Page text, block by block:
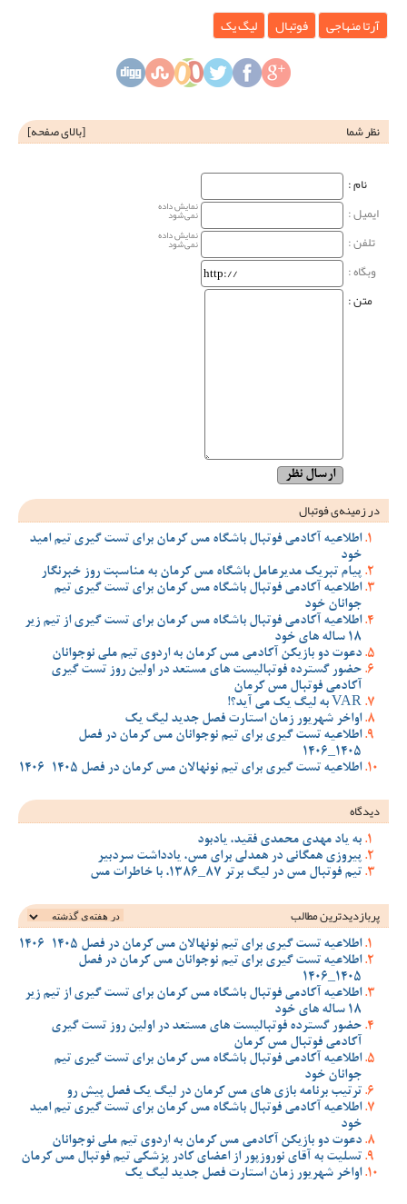
آرتا منهاجی فوتبال لیگ یک
نظر شما [بالای صفحه]
نام‌ :
ایمیل :
نمایش داده
نمی‌شود
تلفن : نمایش داده
نمی‌شود
وبگاه‌ :
متن :
در زمینه‌ی فوتبال
اطلاعیه آکادمی فوتبال باشگاه مس کرمان برای تست گیری تیم امید
خود
پیام تبریک مدیرعامل باشگاه مس کرمان به مناسبت روز خبرنگار
اطلاعیه آکادمی فوتبال باشگاه مس کرمان برای تست گیری تیم
جوانان خود
اطلاعیه آکادمی فوتبال باشگاه مس کرمان برای تست گیری از تیم زیر
18 ساله های خود
دعوت دو بازیکن آکادمی مس کرمان به اردوی تیم ملی نوجوانان
حضور گسترده فوتبالیست های مستعد در اولین روز تست گیری
آکادمی فوتبال مس کرمان
VAR به لیگ یک می آید؟!
اواخر شهریور زمان استارت فصل جدید لیگ یک
اطلاعیه تست گیری برای تیم نوجوانان مس کرمان در فصل
1405_1406
اطلاعیه تست گیری برای تیم نونهالان مس کرمان در فصل 1405-1406
دیدگاه
به یاد مهدی محمدی فقید، یادبود
پیروزی همگانی در همدلی برای مس، یادداشت سردبیر
تیم فوتبال مس در لیگ برتر 87_1386، با خاطرات مس
پربازدیدترین‌ مطالب
اطلاعیه تست گیری برای تیم نونهالان مس کرمان در فصل 1405-1406
اطلاعیه تست گیری برای تیم نوجوانان مس کرمان در فصل
1405_1406
اطلاعیه آکادمی فوتبال باشگاه مس کرمان برای تست گیری از تیم زیر
18 ساله های خود
حضور گسترده فوتبالیست های مستعد در اولین روز تست گیری
آکادمی فوتبال مس کرمان
اطلاعیه آکادمی فوتبال باشگاه مس کرمان برای تست گیری تیم
جوانان خود
ترتیب برنامه بازی های مس کرمان در لیگ یک فصل پیش رو
اطلاعیه آکادمی فوتبال باشگاه مس کرمان برای تست گیری تیم امید
خود
دعوت دو بازیکن آکادمی مس کرمان به اردوی تیم ملی نوجوانان
تسلیت به آقای نوروزپور از اعضای کادر پزشکی تیم فوتبال مس کرمان
اواخر شهریور زمان استارت فصل جدید لیگ یک